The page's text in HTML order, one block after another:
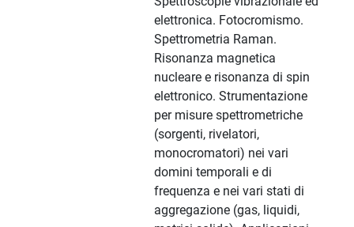
elettronica. Fotocromismo.
Spettrometria Raman.
Risonanza magnetica
nucleare e risonanza di spin
elettronico. Strumentazione
per misure spettrometriche
(sorgenti, rivelatori,
monocromatori) nei vari
domini temporali e di
frequenza e nei vari stati di
aggregazione (gas, liquidi,